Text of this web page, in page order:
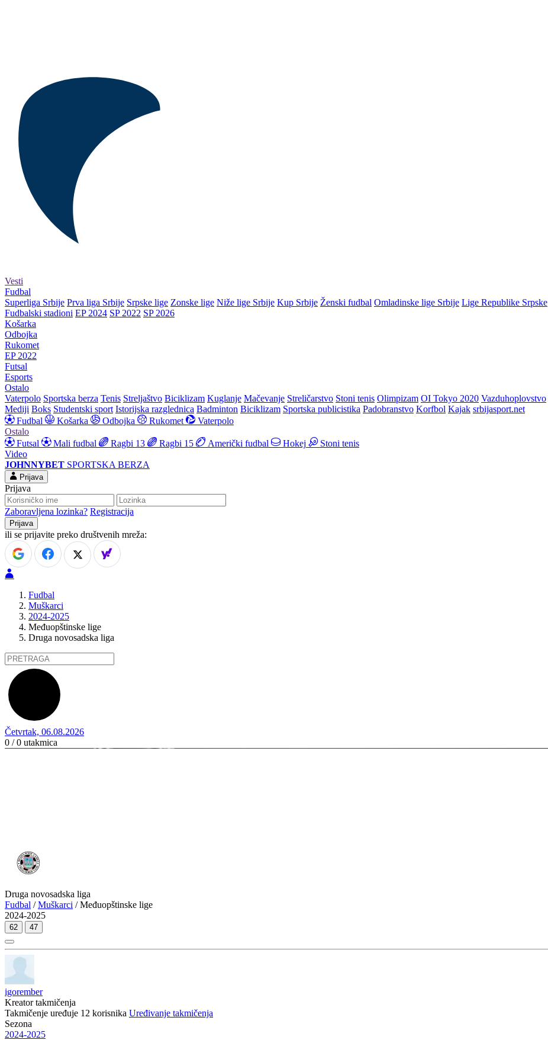
Vesti
Fudbal
Superliga Srbije Prva liga Srbije Srpske lige Zonske lige Niže lige Srbije Kup Srbije Ženski fudbal Omladinske lige Srbije Lige Republike Srpske
Fudbalski stadioni EP 2024 SP 2022 SP 2026
Košarka
Odbojka
Rukomet
EP 2022
Futsal
Esports
Ostalo
Vaterpolo Sportska berza Tenis Streljaštvo Biciklizam Kuglanje Mačevanje Streličarstvo Stoni tenis Olimpizam OI Tokyo 2020 Vazduhoplovstvo
Mediji Boks Studentski sport Istorijska razglednica Badminton Biciklizam Sportska publicistika Padobranstvo Korfbol Kajak srbijasport.net
Fudbal
Košarka Odbojka Rukomet
Vaterpolo
Ostalo
Futsal
Mali fudbal Ragbi 13 Ragbi 15 Američki fudbal Hokej
Stoni tenis
Video
JOHNNYBET SPORTSKA BERZA
Prijava
Prijava
Zaboravljena lozinka? Registracija
ili se prijavite preko društvenih mreža:
Fudbal
Muškarci
2024-2025
Međuopštinske lige
Druga novosadska liga
Četvrtak, 06.08.2026
0 / 0 utakmica
Druga novosadska liga
Fudbal /Muškarci / Međuopštinske lige
2024-2025
62 47
igorember
Kreator takmičenja
Takmičenje uređuje 12 korisnika Uređivanje takmičenja
Sezona
2024-2025